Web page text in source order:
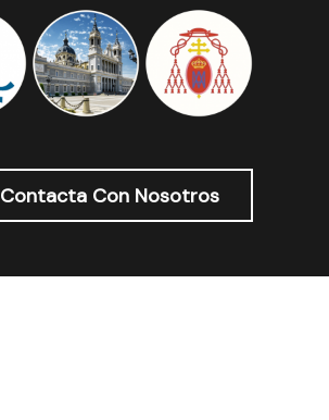
Contacta Con Nosotros